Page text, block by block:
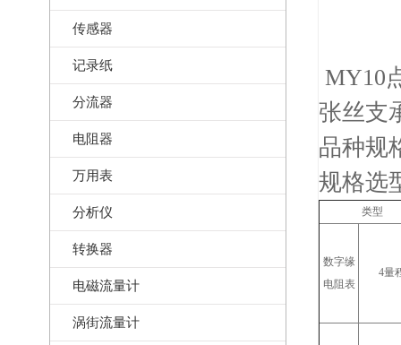
传感器
记录纸
分流器
电阻器
万用表
分析仪
转换器
电磁流量计
涡街流量计
MY10
张丝支
品种规
规格选
类型
数字缘
电阻表
4量